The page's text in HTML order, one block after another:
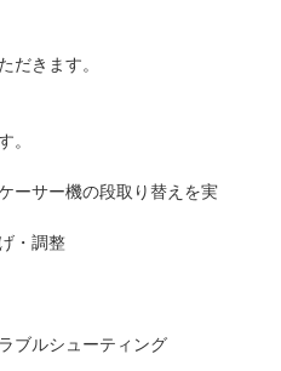
きます。
。
ーサー機の段取り替えを実
・調整
ブルシューティング